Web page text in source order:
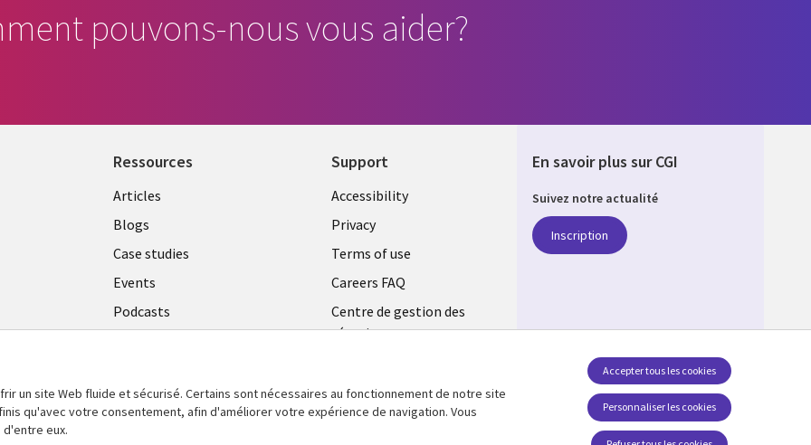
pouvons-nous vous aider?
Ressources
Articles
Blogs
Case studies
Events
Podcasts
Support
Accessibility
Privacy
Terms of use
Careers FAQ
Centre de gestion des
témoins
En savoir plus sur CGI
Suivez notre actualité
Inscription
un site Web fluide et sécurisé. Certains sont nécessaires au fonctionnement de notre site
qu'avec votre consentement, afin d'améliorer votre expérience de navigation. Vous
eux.
Personnaliser les cookies
Accepter tous les cookies